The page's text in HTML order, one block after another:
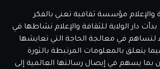
والإعلام مؤسسة ثقافية تعني بالفكر
دار الولاية للثقافة والإعلام نشاطها في
1992م/1413هـ لتساهم في معالجة الحاجة التي تعايشها
يتعلق بالمعلومات المرتبطة بالثورة
بما يسهم في إيصال رسالتها العالمية إلى